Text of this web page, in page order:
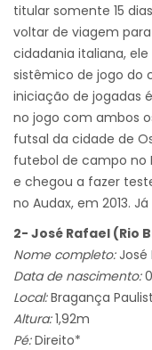
titular somente 15
voltar de viagem
cidadania italiana,
sistêmico de jogo do
iniciação de jogadas
no jogo com ambos
futsal da cidade de
futebol de campo no
e chegou a fazer
no Audax, em 2013.
2- José Rafael (Rio
Nome completo:José
Data de nascimento:
Local:Bragança
Altura:1,92m
Pé:Direito*